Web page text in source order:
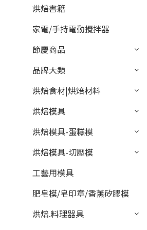
烘焙書籍
家電/手持電動攪拌器
節慶商品
品牌大類
烘焙食材|烘焙材料
烘焙模具
烘焙模具-蛋糕模
烘焙模具-切壓模
工藝用模具
肥皂模/皂印章/香薰矽膠模
烘焙.料理器具